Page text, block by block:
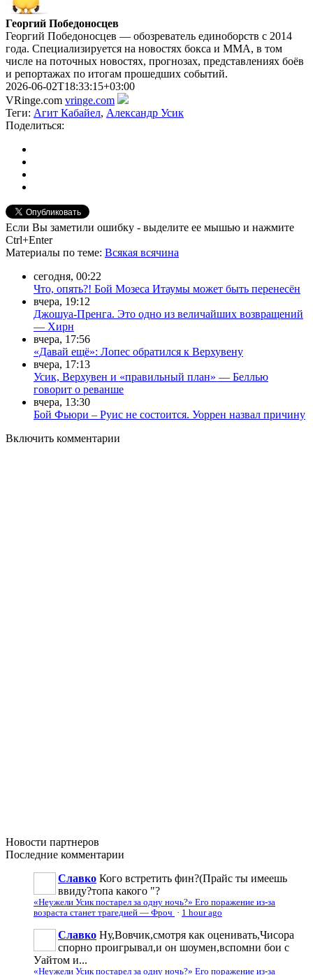
Георгий Победоносцев
Георгий Победоносцев — обозреватель единоборств с 2014
года. Специализируется на новостях бокса и ММА, в том
числе на поточных новостях, прогнозах, представлениях боёв
и репортажах по итогам прошедших событий.
2026-06-02T18:33:15+03:00
VRinge.com vringe.com
Теги: Агит Кабайел, Александр Усик
Поделиться:
Если Вы заметили ошибку - выделите ее мышью и нажмите
Ctrl+Enter
Материалы по теме: Всякая всячина
сегодня, 00:22
Что, опять?! Бой Мозеса Итаумы может быть перенесён
вчера, 19:12
Джошуа-Пренга. Это одно из величайших возвращений
— Хирн
вчера, 17:56
«Давай ещё»: Лопес обратился к Верхувену
вчера, 17:13
Усик, Верхувен и «правильный план» — Беллью
говорит о реванше
вчера, 13:30
Бой Фьюри – Руис не состоится. Уоррен назвал причину
Включить комментарии
Новости партнеров
Последние комментарии
Славко Кого встретить фин?(Прайс ты имеешь
ввиду?топа какого "?
«Неужели Усик постарел за одну ночь?» Его поражение из-за
возраста станет трагедией — Фроч · 1 hour ago
Славко Ну,Вовчик,смотря как оценивать,Чисора
спорно проигрывал,и он шоумен,вспомни бои с
Уайтом и...
«Неужели Усик постарел за одну ночь?» Его поражение из-за